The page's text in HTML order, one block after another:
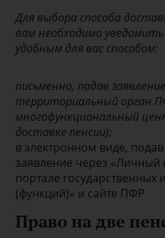
Для выбора способа
вам необходимо
удобным для вас способом:
письменно, подав
территориальный орган
многофункциональный
доставке пенсии);
в электронном виде,
заявление через «Личный
портале государственных
(функций)» и сайте ПФР
Право на две